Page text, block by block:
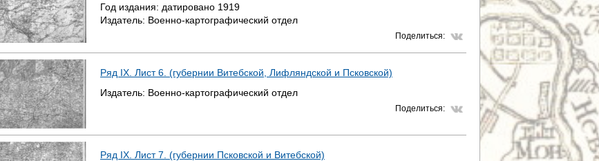
Год издания: датировано 1919
Издатель: Военно-картографический отдел
Поделиться:
Ряд IX. Лист 6. (губернии Витебской, Лифляндской и Псковской)
Издатель: Военно-картографический отдел
Поделиться:
Ряд IX. Лист 7. (губернии Псковской и Витебской)